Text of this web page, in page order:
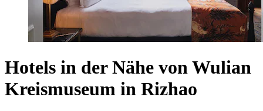
Hotels in der Nähe von Wulian
Kreismuseum in Rizhao